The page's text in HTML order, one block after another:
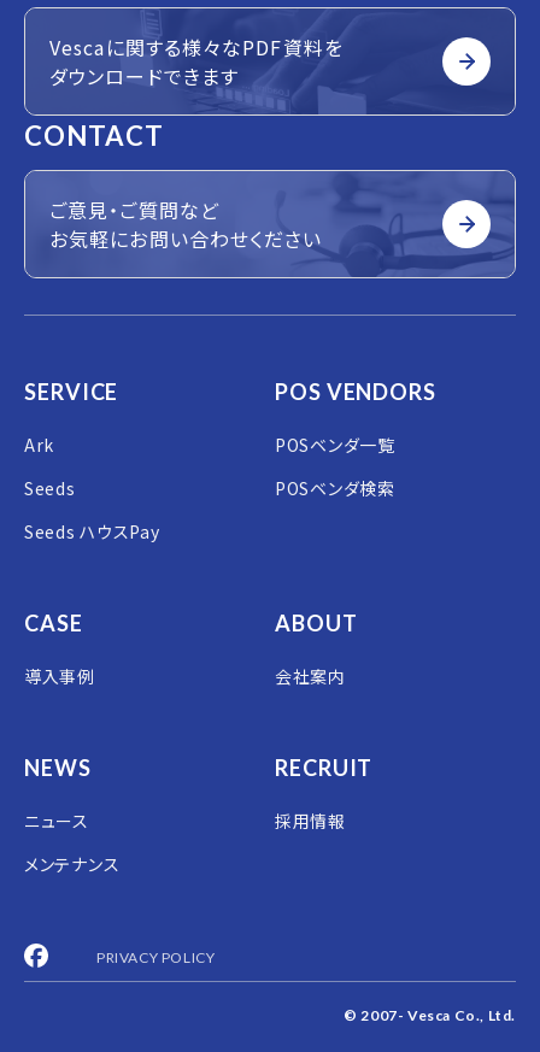
Vescaに関する様々なPDF資料を
ダウンロードできます
CONTACT
ご意見・ご質問など
お気軽にお問い合わせください
SERVICE
Ark
Seeds
Seeds ハウスPay
POS VENDORS
POSベンダ一覧
POSベンダ検索
CASE
導入事例
ABOUT
会社案内
NEWS
ニュース
メンテナンス
RECRUIT
採用情報
PRIVACY POLICY
© 2007- Vesca Co., Ltd.